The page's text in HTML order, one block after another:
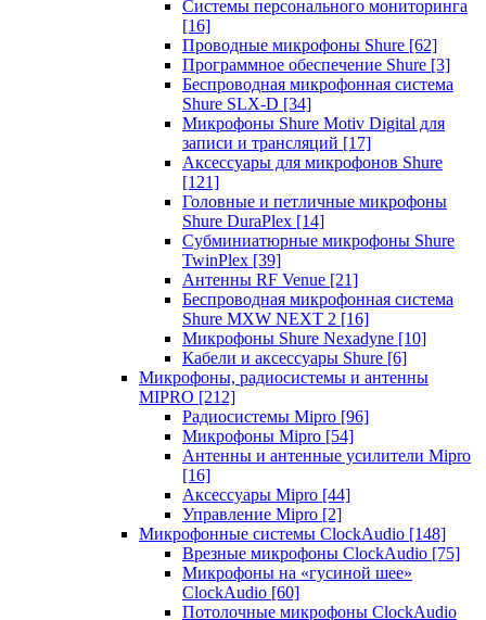
Системы персонального мониторинга
[16]
Проводные микрофоны Shure [62]
Программное обеспечение Shure [3]
Беспроводная микрофонная система
Shure SLX-D [34]
Микрофоны Shure Motiv Digital для
записи и трансляций [17]
Аксессуары для микрофонов Shure
[121]
Головные и петличные микрофоны
Shure DuraPlex [14]
Субминиатюрные микрофоны Shure
TwinPlex [39]
Антенны RF Venue [21]
Беспроводная микрофонная система
Shure MXW NEXT 2 [16]
Микрофоны Shure Nexadyne [10]
Кабели и аксессуары Shure [6]
Микрофоны, радиосистемы и антенны
MIPRO [212]
Радиосистемы Mipro [96]
Микрофоны Mipro [54]
Антенны и антенные усилители Mipro
[16]
Аксессуары Mipro [44]
Управление Mipro [2]
Микрофонные системы ClockAudio [148]
Врезные микрофоны ClockAudio [75]
Микрофоны на «гусиной шее»
ClockAudio [60]
Потолочные микрофоны ClockAudio